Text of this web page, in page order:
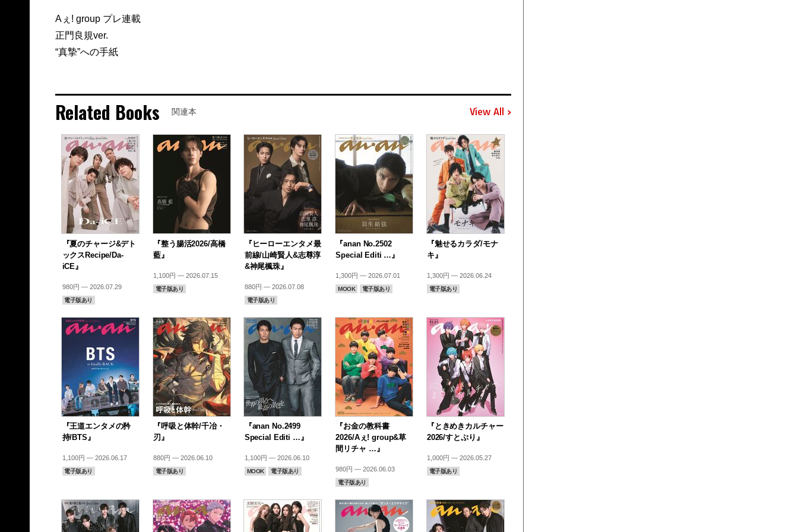
Aぇ! group プレ連載
正門良規ver.
“真摯”への手紙
Related Books 関連本 View All
『夏のチャージ&デト
ックスRecipe/Da-
iCE』
980円 — 2026.07.29
電子版あり
『整う腸活2026/高橋
藍』
1,100円 — 2026.07.15
電子版あり
『ヒーローエンタメ最
前線/山崎賢人&志尊淳
&神尾楓珠』
880円 — 2026.07.08
電子版あり
『anan No.2502
Special Editi …』
1,300円 — 2026.07.01
MOOK 電子版あり
『魅せるカラダ/モナ
キ』
1,300円 — 2026.06.24
電子版あり
『王道エンタメの矜
持/BTS』
1,100円 — 2026.06.17
電子版あり
『呼吸と体幹/千冶・
刃』
880円 — 2026.06.10
電子版あり
『anan No.2499
Special Editi …』
1,100円 — 2026.06.10
MOOK 電子版あり
『お金の教科書
2026/Aぇ! group&草
間リチャ …』
980円 — 2026.06.03
電子版あり
『ときめきカルチャー
2026/すとぷり』
1,000円 — 2026.05.27
電子版あり